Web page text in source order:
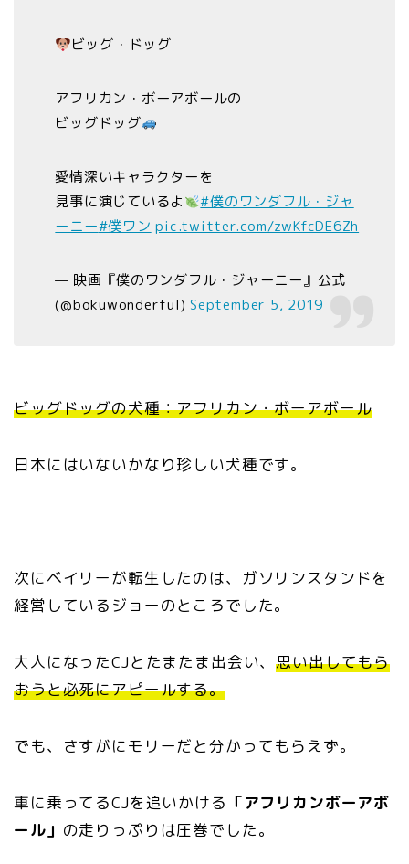
ビッグ・ドッグ
アフリカン・ボーアボールの
ビッグドッグ
愛情深いキャラクターを
見事に演じているよ
#僕のワンダフル・ジャ
ーニー#僕ワン pic.twitter.com/zwKfcDE6Zh
— 映画『僕のワンダフル・ジャーニー』公式
(@bokuwonderful)September 5, 2019
ビッグドッグの犬種：アフリカン・ボーアボール
日本にはいないかなり珍しい犬種です。
次にベイリーが転生したのは、ガソリンスタンドを
経営しているジョーのところでした。
大人になったCJとたまたま出会い、思い出してもら
おうと必死にアピールする。
でも、さすがにモリーだと分かってもらえず。
車に乗ってるCJを追いかける 「アフリカンボーアボ
ール」 の走りっぷりは圧巻でした。